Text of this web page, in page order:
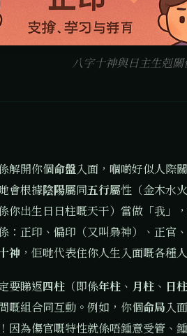
八字十神與日主生剋關
解開你個命盤入面，嗰啲好似人際
會根據陰陽屬同五行屬性（金木水
係你出生日日柱嘅天干）當做「我」
：正印、偏印（又叫梟神）、正官
神 ，佢哋代表住你人生入面嘅各種
要睇返四柱 （即係年柱 、 月柱 、 日柱
嘅組合同互動。例如，你個命局入
因為傷官嘅特性就係唔鍾意受管、